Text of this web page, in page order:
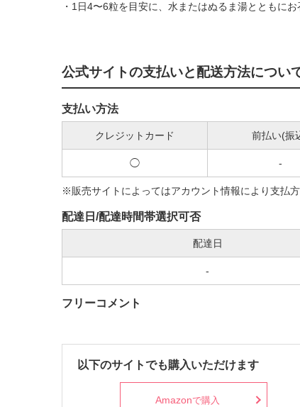
・1日4〜6粒を目安に、水またはぬるま湯とともにお
公式サイトの支払いと配送方法につい
支払い方法
クレジットカード 前払い(振
◯ -
※販売サイトによってはアカウント情報により支払
配達日/配達時間帯選択可否
配達日
-
フリーコメント
以下のサイトでも購入いただけます
Amazonで購入